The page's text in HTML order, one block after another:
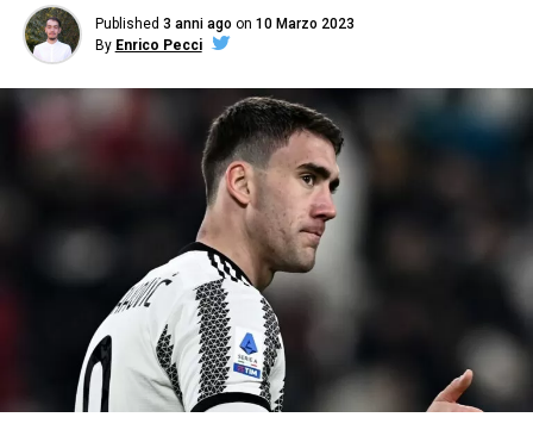
Published 3 anni ago on 10 Marzo 2023
By Enrico Pecci